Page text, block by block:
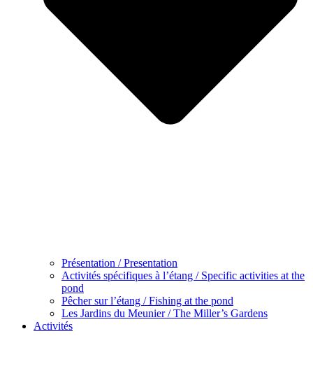
Présentation / Presentation
Activités spécifiques à l’étang / Specific activities at the
pond
Pêcher sur l’étang / Fishing at the pond
Les Jardins du Meunier / The Miller’s Gardens
Activités